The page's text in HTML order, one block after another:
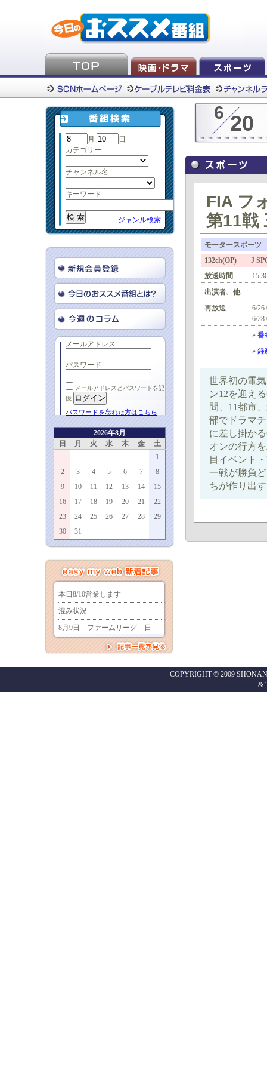
月
日
カテゴリー
チャンネル名
キーワード
ジャンル検索
メールアドレス
パスワード
メールアドレスとパスワードを記
憶
パスワードを忘れた方はこちら
2026年8月
日
月 火 水 木 金
土
1
2
3 4 5 6 7
8
9
10 11 12 13 14
15
16
17 18 19 20 21
22
23
24 25 26 27 28
29
30
31
6 20
FIA フ
第11戦
モータースポーツ
132ch(OP) J
放送時間
出演者、他
再放送
6/
6/
» 番
» 録
世界初の電
ン12を迎え
間、11都市
部でドラマ
に差し掛か
オンの行方
目イベント
一戦が勝負
ちが作り出
COPYRIGHT © 2009
&